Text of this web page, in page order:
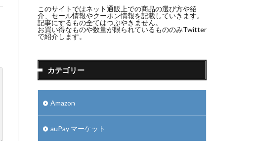
このサイトではネット通販上での商品の選び方や紹
介、セール情報やクーポン情報を記載していきます。
記事にするもの全てはつぶやきません。
お買い得なものや数量が限られているもののみTwitter
で紹介します。
カテゴリー
Amazon
auPay マーケット